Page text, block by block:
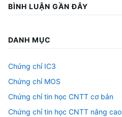
BÌNH LUẬN GẦN ĐÂY
DANH MỤC
Chứng chỉ IC3
Chứng chỉ MOS
Chứng chỉ tin học CNTT cơ bản
Chứng chỉ tin học CNTT nâng cao